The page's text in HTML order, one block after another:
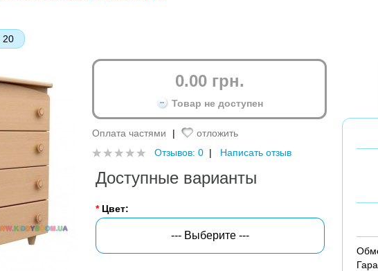
20
0.00 грн.
Товар не доступен
Оплата частями |
отложить
Отзывов: 0 | Написать отзыв
Доступные варианты
* Цвет:
--- Выберите ---